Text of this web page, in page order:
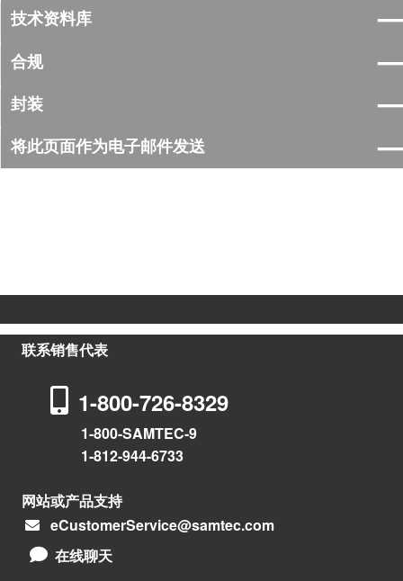
技术资料库
合规
封装
将此页面作为电子邮件发送
联系销售代表
1-800-726-8329
1-800-SAMTEC-9
1-812-944-6733
网站或产品支持
eCustomerService@samtec.com
在线聊天